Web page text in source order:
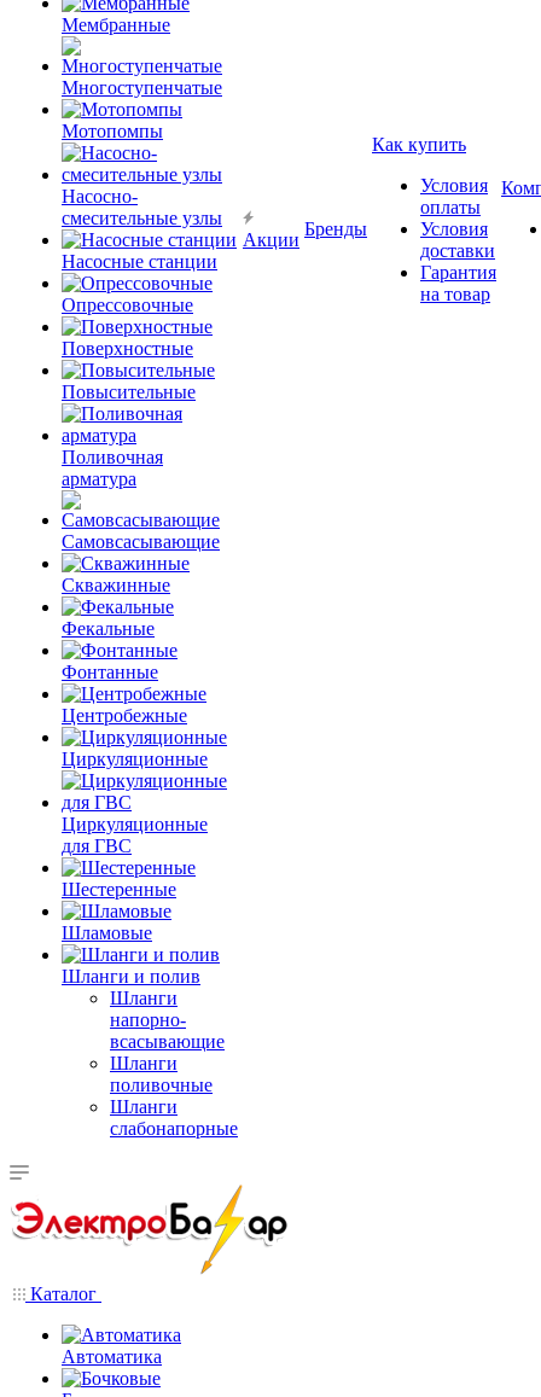
Мембранные
Многоступенчатые
Мотопомпы
Насосно-
смесительные узлы
Насосные станции
Опрессовочные
Поверхностные
Повысительные
Поливочная
арматура
Самовсасывающие
Скважинные
Фекальные
Фонтанные
Центробежные
Циркуляционные
Циркуляционные
для ГВС
Шестеренные
Шламовые
Шланги и полив
Шланги
напорно-
всасывающие
Шланги
поливочные
Шланги
слабонапорные
Акции
Бренды
Как купить
Условия
оплаты
Условия
доставки
Гарантия
на товар
Каталог
Автоматика